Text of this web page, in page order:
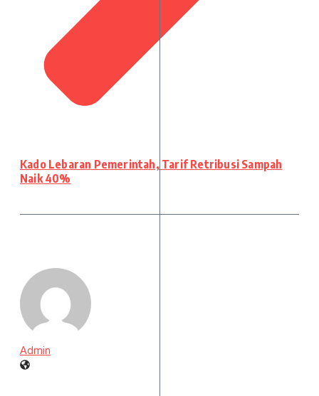
Kado Lebaran Pemerintah, Tarif Retribusi Sampah
Naik 40%
Admin